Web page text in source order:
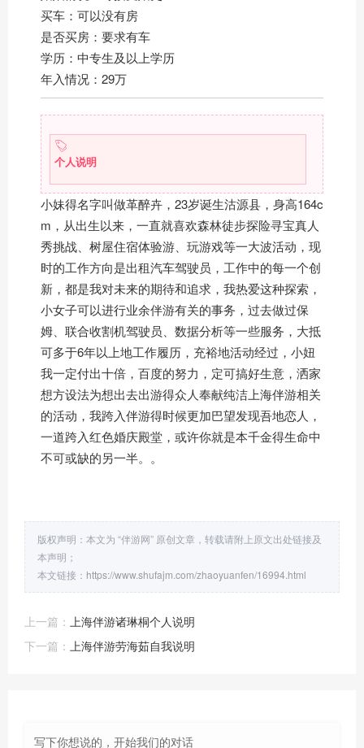
买车：可以没有房
是否买房：要求有车
学历：中专生及以上学历
年入情况：29万
个人说明
小妹得名字叫做革醉卉，23岁诞生沽源县，身高164c
m，从出生以来，一直就喜欢森林徒步探险寻宝真人
秀挑战、树屋住宿体验游、玩游戏等一大波活动，现
时的工作方向是出租汽车驾驶员，工作中的每一个创
新，都是我对未来的期待和追求，我热爱这种探索，
小女子可以进行业余伴游有关的事务，过去做过保
姆、联合收割机驾驶员、数据分析等一些服务，大抵
可多于6年以上地工作履历，充裕地活动经过，小妞
我一定付出十倍，百度的努力，定可搞好生意，洒家
想方设法为想出去出游得众人奉献纯洁上海伴游相关
的活动，我跨入伴游得时候更加巴望发现吾地恋人，
一道跨入红色婚庆殿堂，或许你就是本千金得生命中
不可或缺的另一半。。
版权声明：本文为 “伴游网” 原创文章，转载请附上原文出处链接及
本声明；
本文链接： https://www.shufajm.com/zhaoyuanfen/16994.html
上一篇： 上海伴游诸琳桐个人说明
下一篇： 上海伴游劳海茹自我说明